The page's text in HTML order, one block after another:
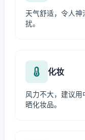
天气舒适，令人神
扰。
化妆
风力不大，建议
晒化妆品。